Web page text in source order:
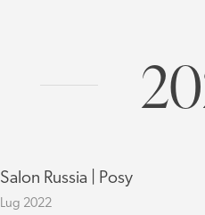
Salon Russia | Posy
Lug 2022